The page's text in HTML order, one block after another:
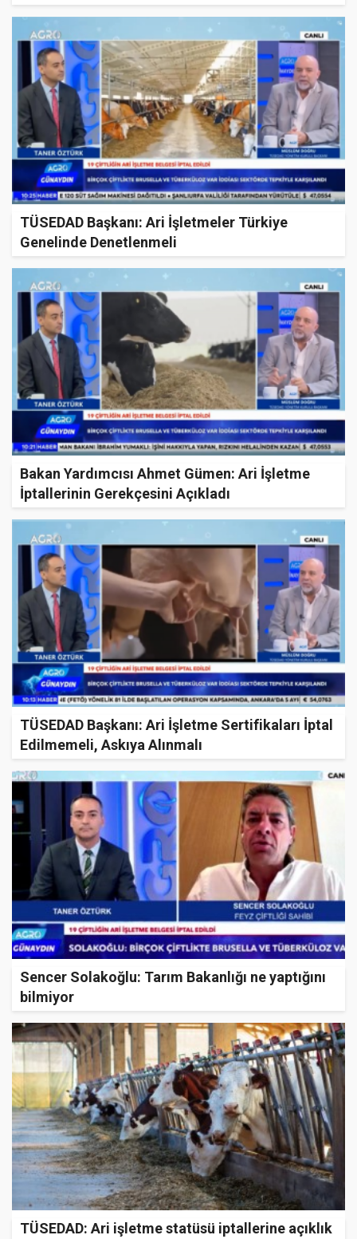
TÜSEDAD Başkanı: Ari İşletmeler Türkiye
Genelinde Denetlenmeli
Bakan Yardımcısı Ahmet Gümen: Ari İşletme
İptallerinin Gerekçesini Açıkladı
TÜSEDAD Başkanı: Ari İşletme Sertifikaları İptal
Edilmemeli, Askıya Alınmalı
Sencer Solakoğlu: Tarım Bakanlığı ne yaptığını
bilmiyor
TÜSEDAD: Ari işletme statüsü iptallerine açıklık